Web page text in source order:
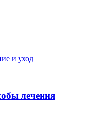
и уход
лечения